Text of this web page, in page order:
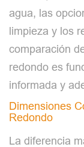
agua, las
limpieza y los
comparación
redondo es
informada y
Dimensiones
Redondo
La diferencia